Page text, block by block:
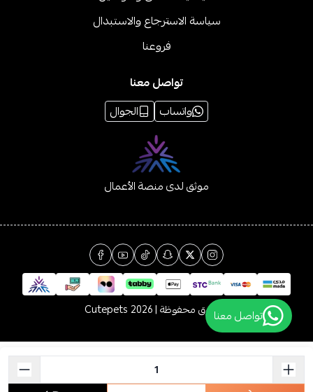
سياسة الاسترجاع والاستبدال
فروعنا
تواصل معنا
واتساب
الجوال
موثق لدى منصة الأعمال
الحقوق محفوظة | 2026 Cutepets تواصل معنا